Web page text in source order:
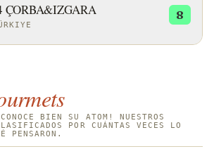
ÇORBA&IZGARA 8
BIEN SU ATOM! NUESTROS
POR CUÁNTAS VECES LO
PENSARON.